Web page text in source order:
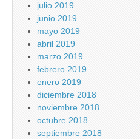
julio 2019
junio 2019
mayo 2019
abril 2019
marzo 2019
febrero 2019
enero 2019
diciembre 2018
noviembre 2018
octubre 2018
septiembre 2018